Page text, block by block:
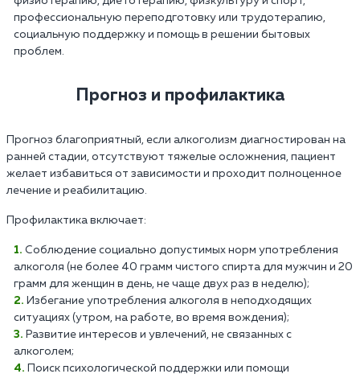
профессиональную переподготовку или трудотерапию,
социальную поддержку и помощь в решении бытовых
проблем.
Прогноз и профилактика
Прогноз благоприятный, если алкоголизм диагностирован на
ранней стадии, отсутствуют тяжелые осложнения, пациент
желает избавиться от зависимости и проходит полноценное
лечение и реабилитацию.
Профилактика включает:
Соблюдение социально допустимых норм употребления
алкоголя (не более 40 грамм чистого спирта для мужчин и 20
грамм для женщин в день, не чаще двух раз в неделю);
Избегание употребления алкоголя в неподходящих
ситуациях (утром, на работе, во время вождения);
Развитие интересов и увлечений, не связанных с
алкоголем;
Поиск психологической поддержки или помощи